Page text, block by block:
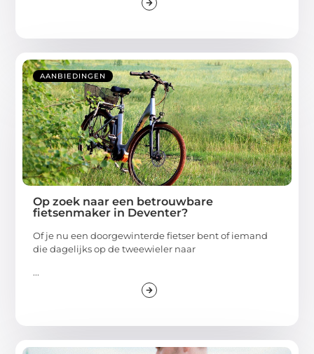
AANBIEDINGEN
Op zoek naar een betrouwbare
fietsenmaker in Deventer?
Of je nu een doorgewinterde fietser bent of iemand
die dagelijks op de tweewieler naar
...